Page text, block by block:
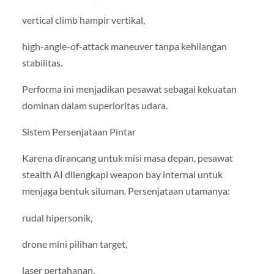
vertical climb hampir vertikal,
high-angle-of-attack maneuver tanpa kehilangan
stabilitas.
Performa ini menjadikan pesawat sebagai kekuatan
dominan dalam superioritas udara.
Sistem Persenjataan Pintar
Karena dirancang untuk misi masa depan, pesawat
stealth AI dilengkapi weapon bay internal untuk
menjaga bentuk siluman. Persenjataan utamanya:
rudal hipersonik,
drone mini pilihan target,
laser pertahanan,